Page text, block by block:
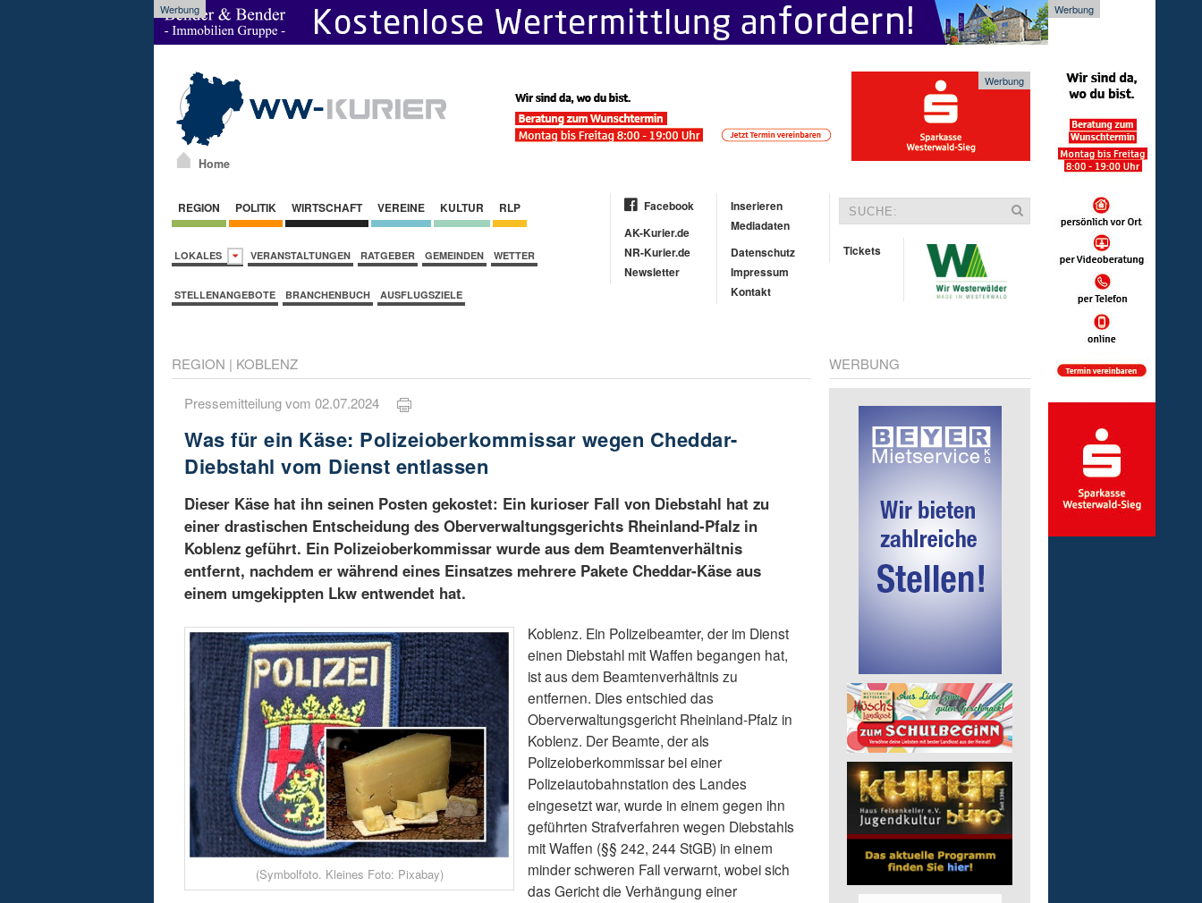
Werbung Werbung
Home
Werbung
REGION POLITIK WIRTSCHAFT VEREINE KULTUR RLP
LOKALES VERANSTALTUNGEN RATGEBER GEMEINDEN WETTER
STELLENANGEBOTE BRANCHENBUCH AUSFLUGSZIELE
Facebook
AK-Kurier.de
NR-Kurier.de
Newsletter
Inserieren
Mediadaten
Datenschutz
Impressum
Kontakt
Tickets
REGION | KOBLENZ
Pressemitteilung vom 02.07.2024
Was für ein Käse: Polizeioberkommissar wegen Cheddar-
Diebstahl vom Dienst entlassen
Dieser Käse hat ihn seinen Posten gekostet: Ein kurioser Fall von Diebstahl hat zu
einer drastischen Entscheidung des Oberverwaltungsgerichts Rheinland-Pfalz in
Koblenz geführt. Ein Polizeioberkommissar wurde aus dem Beamtenverhältnis
entfernt, nachdem er während eines Einsatzes mehrere Pakete Cheddar-Käse aus
einem umgekippten Lkw entwendet hat.
(Symbolfoto. Kleines Foto: Pixabay)
Koblenz. Ein Polizeibeamter, der im Dienst
einen Diebstahl mit Waffen begangen hat,
ist aus dem Beamtenverhältnis zu
entfernen. Dies entschied das
Oberverwaltungsgericht Rheinland-Pfalz in
Koblenz. Der Beamte, der als
Polizeioberkommissar bei einer
Polizeiautobahnstation des Landes
eingesetzt war, wurde in einem gegen ihn
geführten Strafverfahren wegen Diebstahls
mit Waffen (§§ 242, 244 StGB) in einem
minder schweren Fall verwarnt, wobei sich
das Gericht die Verhängung einer
WERBUNG